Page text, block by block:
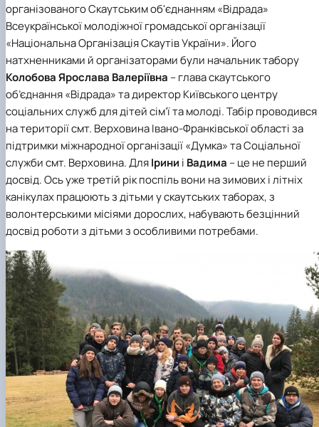
Іноземні мови
Працевлаштування
Їдальні та буфети
Студентські квитки
Центр вивчення мов
Психологічна підтримка
Інклюзивне середовище
Рада молодих вчених
Наукові школи
Стартап школа НУБіП України
Методичні рекомендації, пам'ятки
Форми документів
Патентно-ліцензійна діяльність
ЦКНО «Агропромисловий комплекс, лісове і
садово-паркове господарство, ветеринарна
медицина»
Обладнання НУБіП України
Біоетична комісія
Наукові видання
Досліднику та автору
Звіт про проведення НТЗ
Наукові журнали НУБіП України
Наукові журнали НУБіП України (English)
Пам'ятка про проведення науково-
заходів
Порядок планування та організації
проведення НТЗ
Результати науково-технічних заходів
Монографії
Наука для бізнесу
Каталог наукових послуг
«SEB-2024»
«SEB-2025»
Наглядова рада
Рада роботодавців
Благодійний фонд «Голосіївська ініціатива
2020»
Історія університету
Видатні випускники та працівники
Звіт ректора
Пам'яті захисників України
Почесні доктори і професори НУБіП України
Пресслужба
Університетський кур'єр
Вибори ректора
Програма розвитку університету
ініціатива – 2025»
Доступ до публічної інформації
Державні закупівлі
Офіційна символіка
Антикорупційні заходи
Уповноважена особа з питань запобігання
виявлення корупції
Положення про антикорупційного
уповноваженого НУБіП України
Національні нормативно-правові акти
Нормативно-правові акти НУБіП України
Інформаційні ресурси НАЗК
Методичні роз’яснення НАЗК
Антикорупційні заходи
Гендерна радниця
Контактна інформація
організованого Скаутським об'єднанням «Відрада»
Всеукраїнської молодіжної громадської організації
«Національна Організація Скаутів України». Його
натхненниками й організаторами були начальник табору
Колобова Ярослава Валеріївна – главаскаутського
об’єднання «Відрада»та директор Київського центру
соціальних служб для дітей сім’ї та молоді. Табір проводився
на території смт. Верховина Івано-Франківської області за
підтримки міжнародної організації «Думка» та Соціальної
служби смт. Верховина. ДляІрини і Вадима – це не перший
досвід. Ось уже третій рік поспіль вони на зимових і літніх
канікулах працюють з дітьми у скаутських таборах, з
волонтерськими місіями дорослих, набувають безцінний
досвід роботи з дітьми з особливими потребами.